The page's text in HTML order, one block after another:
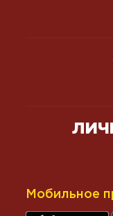
Мобильное